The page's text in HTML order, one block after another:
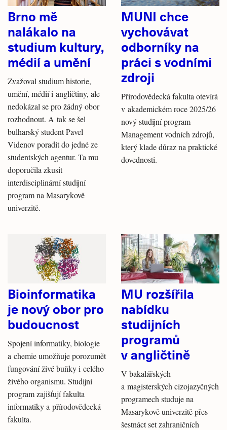
Brno mě
nalákalo na
studium kultury,
médií a umění
Zvažoval studium historie,
umění, médií i angličtiny, ale
nedokázal se pro žádný obor
rozhodnout. A tak se šel
bulharský student Pavel
Videnov poradit do jedné ze
studentských agentur. Ta mu
doporučila zkusit
interdisciplinární studijní
program na Masarykově
univerzitě.
MUNI chce
vychovávat
odborníky na
práci s vodními
zdroji
Přírodovědecká fakulta otevírá
v akademickém roce 2025/26
nový studijní program
Management vodních zdrojů,
který klade důraz na praktické
dovednosti.
Bioinformatika
je nový obor pro
budoucnost
Spojení informatiky, biologie
a chemie umožňuje porozumět
fungování živé buňky i celého
živého organismu. Studijní
program zajišťují fakulta
informatiky a přírodovědecká
fakulta.
MU rozšířila
nabídku
studijních
programů
v angličtině
V bakalářských
a magisterských cizojazyčných
programech studuje na
Masarykově univerzitě přes
šestnáct set zahraničních